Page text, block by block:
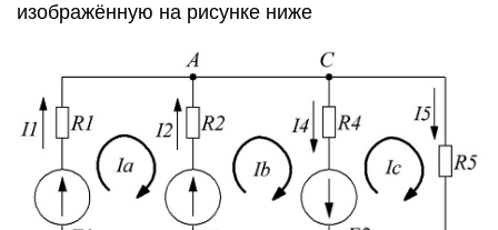
изображённую на рисунке ниже